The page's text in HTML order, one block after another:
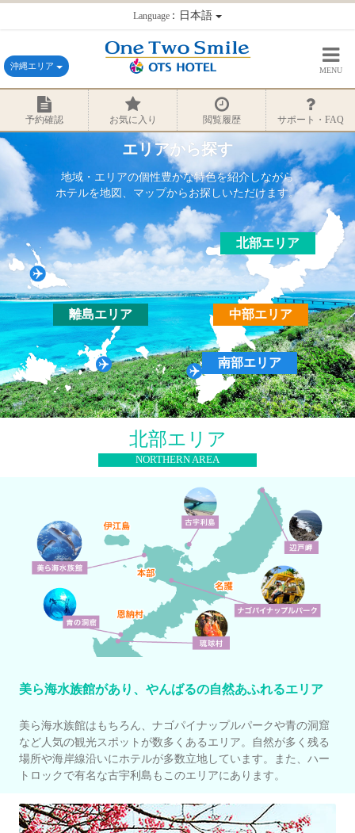
Language：日本語
沖縄エリア MENU
予約確認 お気に入り 閲覧履歴 サポート・FAQ
エリアから探す
地域・エリアの個性豊かな特色を紹介しながら
ホテルを地図、マップからお探しいただけます。
北部エリア
中部エリア
南部エリア
離島エリア
北部エリア
NORTHERN AREA
美ら海水族館があり、やんばるの自然あふれるエリア
美ら海水族館はもちろん、ナゴパイナップルパークや青の洞窟
など人気の観光スポットが数多くあるエリア。自然が多く残る
場所や海岸線沿いにホテルが多数立地しています。また、ハー
トロックで有名な古宇利島もこのエリアにあります。